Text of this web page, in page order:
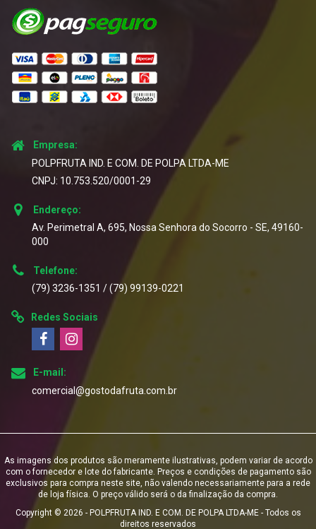
Empresa:
POLPFRUTA IND. E COM. DE POLPA LTDA-ME
CNPJ: 10.753.520/0001-29
Endereço:
Av. Perimetral A, 695, Nossa Senhora do Socorro - SE, 49160-
000
Telefone:
(79) 3236-1351 / (79) 99139-0221
Redes Sociais
E-mail:
comercial@gostodafruta.com.br
As imagens dos produtos são meramente ilustrativas, podem variar de acordo
com o fornecedor e lote do fabricante. Preços e condições de pagamento são
exclusivos para compra neste site, não valendo necessariamente para a rede
de loja física. O preço válido será o da finalização da compra.
Copyright © 2026 - POLPFRUTA IND. E COM. DE POLPA LTDA-ME - Todos os
direitos reservados